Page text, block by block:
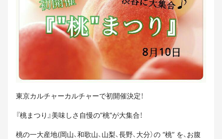
東京カルチャーカルチャーで初開催決定！
『桃まつり』美味しさ自慢の”桃”が大集合！
桃の一大産地(岡山、和歌山、山梨、長野、大分）の “桃” を、お腹